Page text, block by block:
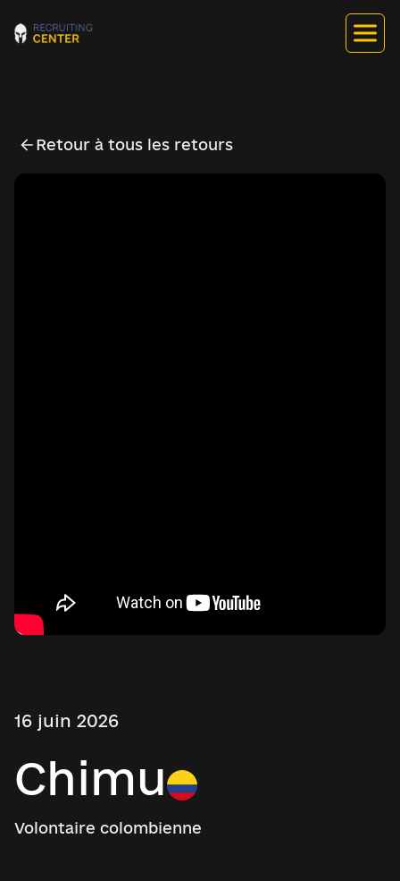
Retour à tous les retours
16 juin 2026
Chimu
Volontaire colombienne